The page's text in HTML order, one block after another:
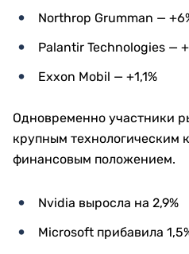
Northrop Grumman —
Palantir Technologies —
Exxon Mobil — +1,1%
Одновременно участники
крупным технологическим
финансовым положением.
Nvidia выросла на 2,9%
Microsoft прибавила